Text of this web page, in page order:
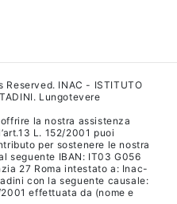
INAC - ISTITUTO
Lungotevere
la nostra assistenza
L. 152/2001 puoi
per sostenere le nostra
seguente IBAN: IT03 G056
27 Roma intestato a: Inac-
con la seguente causale:
effettuata da (nome e